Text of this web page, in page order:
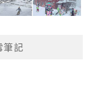
筆記